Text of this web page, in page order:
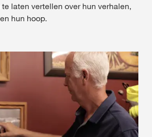
laten vertellen over hun verhalen,
hun hoop.